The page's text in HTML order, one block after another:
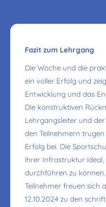
Fazit zum Lehrgang
Die Woche und die
ein voller Erfolg und
Entwicklung und das
Die konstruktiven
Lehrgangsleiter und
den Teilnehmern
Erfolg bei. Die
ihrer Infrastruktur
durchführen zu
Teilnehmer freuen sich
12.10.2024 zu den